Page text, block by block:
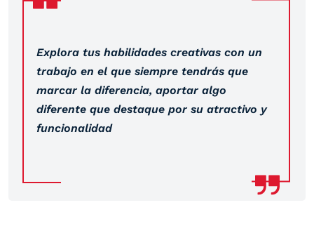
Explora tus habilidades creativas con un
trabajo en el que siempre tendrás que
marcar la diferencia, aportar algo
diferente que destaque por su atractivo y
funcionalidad